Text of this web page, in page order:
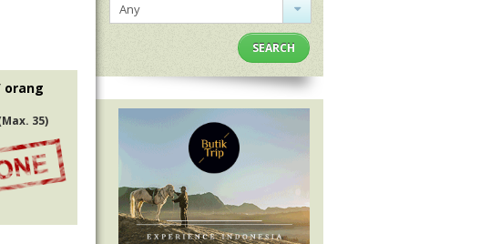
orang
35)
Any
SEARCH